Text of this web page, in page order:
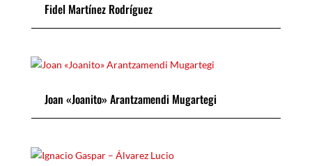
Fidel Martínez Rodríguez
Joan «Joanito» Arantzamendi Mugartegi